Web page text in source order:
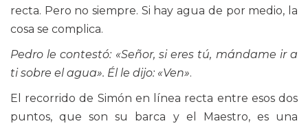
recta. Pero no siempre. Si hay agua de por medio, la
cosa se complica.
Pedro le contestó: «Señor, si eres tú, mándame ir a
ti sobre el agua». Él le dijo: «Ven».
El recorrido de Simón en línea recta entre esos dos
puntos, que son su barca y el Maestro, es una